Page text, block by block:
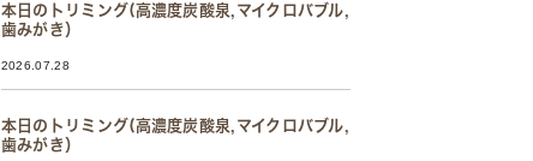
本日のトリミング(高濃度炭酸泉,マイクロバブル,
歯みがき）
2026.07.28
本日のトリミング(高濃度炭酸泉,マイクロバブル,
歯みがき）